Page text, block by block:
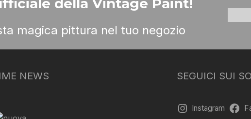
della Vintage Paint!
magica pittura nel tuo negozio
NEWS SEGUICI SUI
Instagram